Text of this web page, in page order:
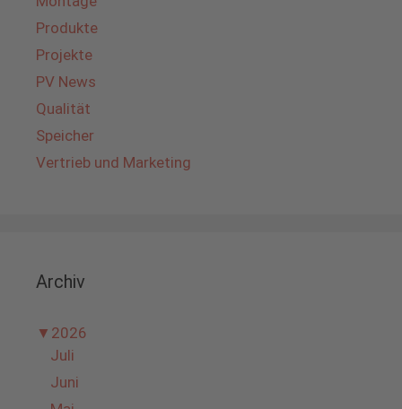
Produkte
Projekte
PV News
Qualität
Speicher
Vertrieb und Marketing
Archiv
▼ 2026
Juli
Juni